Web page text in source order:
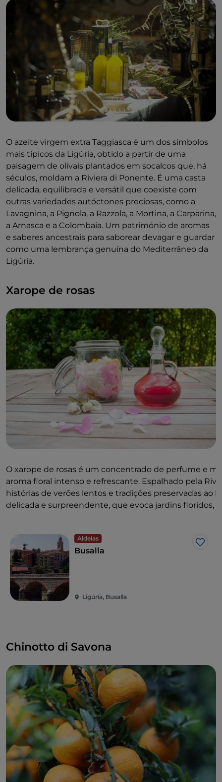
O azeite virgem extra Taggiasca é um dos símbolos
mais típicos da Ligúria, obtido a partir de uma
paisagem de olivais plantados em socalcos que, há
séculos, moldam a Riviera di Ponente. É uma casta
delicada, equilibrada e versátil que coexiste com
outras variedades autóctones preciosas, como a
Lavagnina, a Pignola, a Razzola, a Mortina, a Carparina,
a Arnasca e a Colombaia. Um património de aromas
e saberes ancestrais para saborear devagar e guardar
como uma lembrança genuína do Mediterrâneo da
Ligúria.
Xarope de rosas
O xarope de rosas é um concentrado de perfume e
aroma floral intenso e refrescante. Espalhado pela
histórias de verões lentos e tradições preservadas ao
delicada e surpreendente, que evoca jardins floridos,
Aldeias
Busalla
Ligúria, Busalla
Chinotto di Savona